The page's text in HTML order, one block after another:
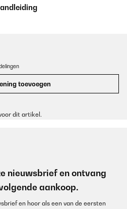
toevoegen
dit artikel.
nieuwsbrief en ontvang
aankoop.
en hoor als een van de eersten